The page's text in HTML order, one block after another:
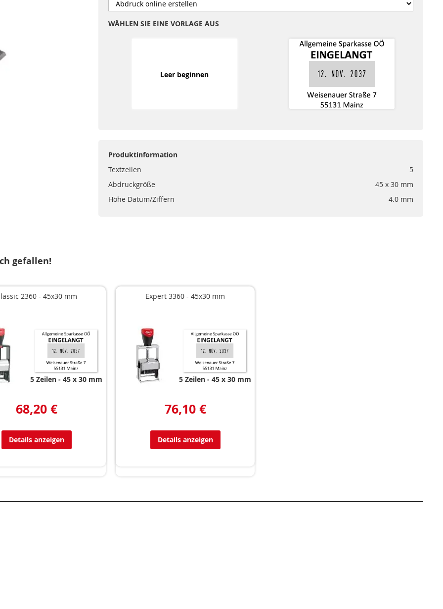
WÄHLEN SIE EINE VORLAGE AUS
Leer beginnen
Produktinformation
Textzeilen
5
Abdruckgröße
45 x 30 mm
Höhe Datum/Ziffern
4.0 mm
gefallen!
2360 - 45x30 mm
5 Zeilen 45 x 30 mm
68,20 €
Details anzeigen
Expert 3360 - 45x30 mm
5 Zeilen 45 x 30 mm
76,10 €
Details anzeigen